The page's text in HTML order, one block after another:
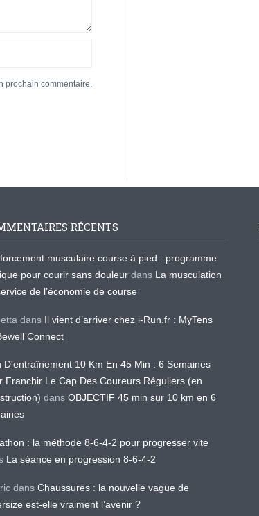
prochain commentaire.
RÉCENTS
musculaire course à pied : programme
pour courir sans douleur dans La musculation
de l’économie de course
dans Il vient d’arriver chez i-Run.fr : MyTens
Connect
D'entraînement 10 Km En 45 Min : 6 Semaines
Franchir Le Cap Des Coureurs Réguliers (en
dans OBJECTIF 45 min sur 10 km en 6
: la méthode 8-6-4-2 pour progresser vite
La séance en progression 8-6-4-2
dans Chaussures : la nouvelle vague de
est-elle vraiment l’avenir ?